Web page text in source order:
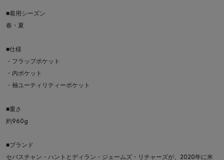
■着用シーズン
春・夏
■仕様
・フラップポケット
・内ポケット
・袖ユーティリティーポケット
■重さ
約960g
■ブランド
セバスチャン・ハントとディラン・ジェームズ・リチャーズが、2020年に米